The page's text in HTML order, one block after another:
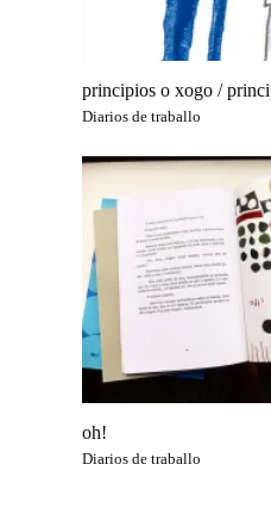
principios o xogo /
Diarios de traballo
oh!
Diarios de traballo